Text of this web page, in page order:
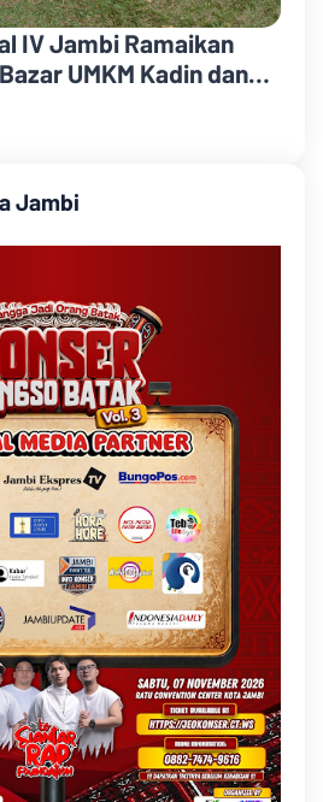
IV Jambi Ramaikan
UMKM Kadin dan
Putih
Jambi